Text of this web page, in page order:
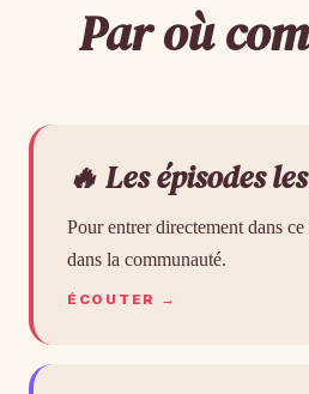
Par où
🔥 Les épisodes
Pour entrer directement dans
dans la communauté.
ÉCOUTER →